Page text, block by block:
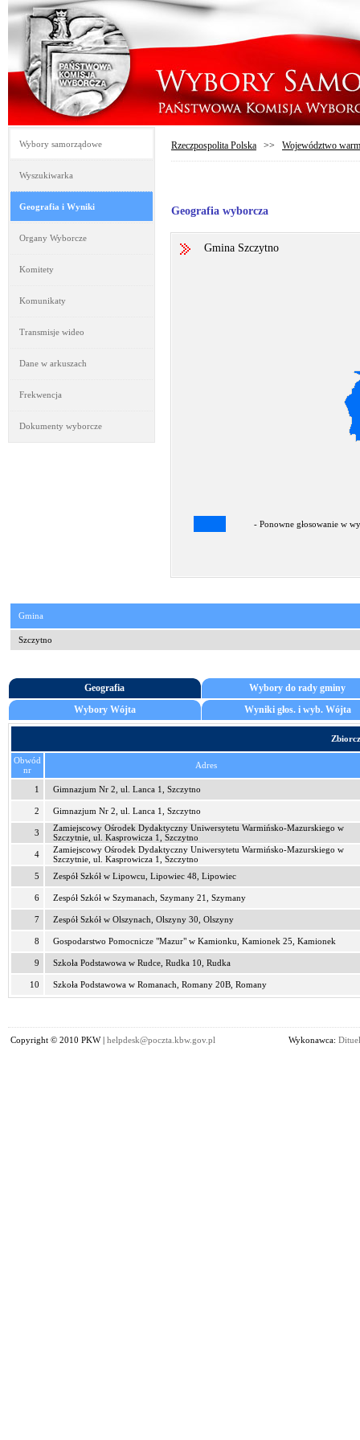
Wybory samorządowe
Wyszukiwarka
Geografia i Wyniki
Organy Wyborcze
Komitety
Komunikaty
Transmisje wideo
Dane w arkuszach
Frekwencja
Dokumenty wyborcze
Rzeczpospolita Polska >> Województwo
Geografia wyborcza
Gmina Szczytno
- Ponowne głosowanie w
Gmina
Szczytno
Geografia
Wybory do rady gminy
Wybory Wójta
Wyniki głos. i wyb. Wójta
Obwód
nr
Adres
1 Gimnazjum Nr 2, ul. Lanca 1, Szczytno
2 Gimnazjum Nr 2, ul. Lanca 1, Szczytno
3
Zamiejscowy Ośrodek Dydaktyczny Uniwersytetu Warmińsko-Mazurskiego w
Szczytnie, ul. Kasprowicza 1, Szczytno
4
Zamiejscowy Ośrodek Dydaktyczny Uniwersytetu Warmińsko-Mazurskiego w
Szczytnie, ul. Kasprowicza 1, Szczytno
5
Zespół Szkół w Lipowcu, Lipowiec 48, Lipowiec
6 Zespół Szkół w Szymanach, Szymany 21, Szymany
7 Zespół Szkół w Olszynach, Olszyny 30, Olszyny
8 Gospodarstwo Pomocnicze "Mazur" w Kamionku, Kamionek 25, Kamionek
9 Szkoła Podstawowa w Rudce, Rudka 10, Rudka
10 Szkoła Podstawowa w Romanach, Romany 20B, Romany
Copyright © 2010 PKW | helpdesk@poczta.kbw.gov.pl Wykonawca: